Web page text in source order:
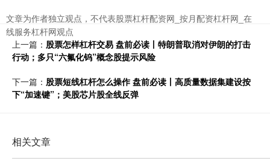
文章为作者独立观点，不代表股票杠杆配资网_按月配资杠杆网_在
线服务杠杆网观点
上一篇： 股票怎样杠杆交易 盘前必读丨特朗普取消对伊朗的打击
行动；多只“六氟化钨”概念股提示风险
下一篇： 股票短线杠杆怎么操作 盘前必读丨高质量数据集建设按
下“加速键”；美股芯片股全线反弹
相关文章